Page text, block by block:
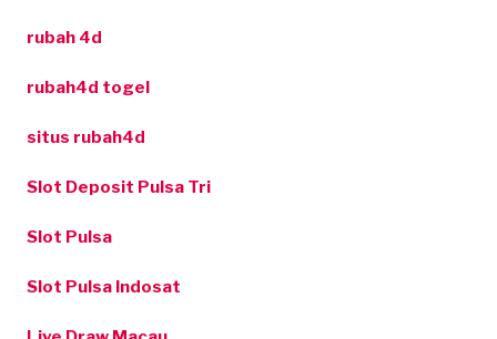
rubah 4d
rubah4d togel
situs rubah4d
Slot Deposit Pulsa Tri
Slot Pulsa
Slot Pulsa Indosat